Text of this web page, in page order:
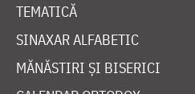
TEMATICĂ
SINAXAR ALFABETIC
MĂNĂSTIRI ȘI BISERICI